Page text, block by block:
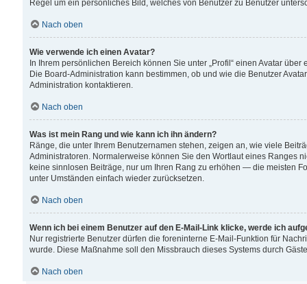
Regel um ein persönliches Bild, welches von Benutzer zu Benutzer
Nach oben
Wie verwende ich einen Avatar?
In Ihrem persönlichen Bereich können Sie unter „Profil“ einen Avatar
Die Board-Administration kann bestimmen, ob und wie die Benutzer
Administration kontaktieren.
Nach oben
Was ist mein Rang und wie kann ich ihn ändern?
Ränge, die unter Ihrem Benutzernamen stehen, zeigen an, wie viele
Administratoren. Normalerweise können Sie den Wortlaut eines Ranges
keine sinnlosen Beiträge, nur um Ihren Rang zu erhöhen — die meisten
unter Umständen einfach wieder zurücksetzen.
Nach oben
Wenn ich bei einem Benutzer auf den E-Mail-Link klicke, werde ich
Nur registrierte Benutzer dürfen die foreninterne E-Mail-Funktion für
wurde. Diese Maßnahme soll den Missbrauch dieses Systems durch
Nach oben